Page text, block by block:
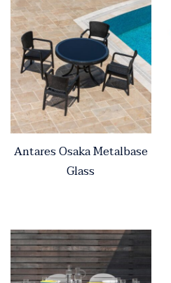
Antares Osaka Metalbase
Glass